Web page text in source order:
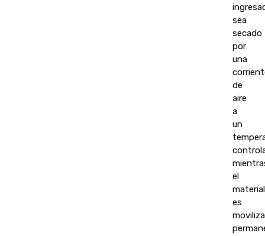
sea
secado
por
una
de
aire
a
un
el
material
es